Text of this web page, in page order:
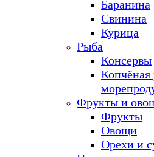
Баранина
Свинина
Курица
Рыба
Консервы
Фрукты и
Фрукты
Овощи
Орехи и